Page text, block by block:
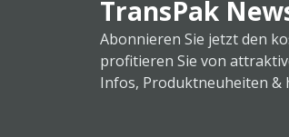
TransPak
Abonnieren Sie jetzt den
profitieren Sie von
Infos, Produktneuheiten &